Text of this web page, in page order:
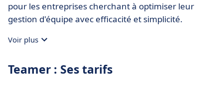
pour les entreprises cherchant à optimiser leur
gestion d'équipe avec efficacité et simplicité.
Voir plus
Teamer : Ses tarifs